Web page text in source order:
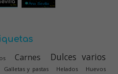
Carnes Dulces varios
Galletas y pastas Helados Huevos